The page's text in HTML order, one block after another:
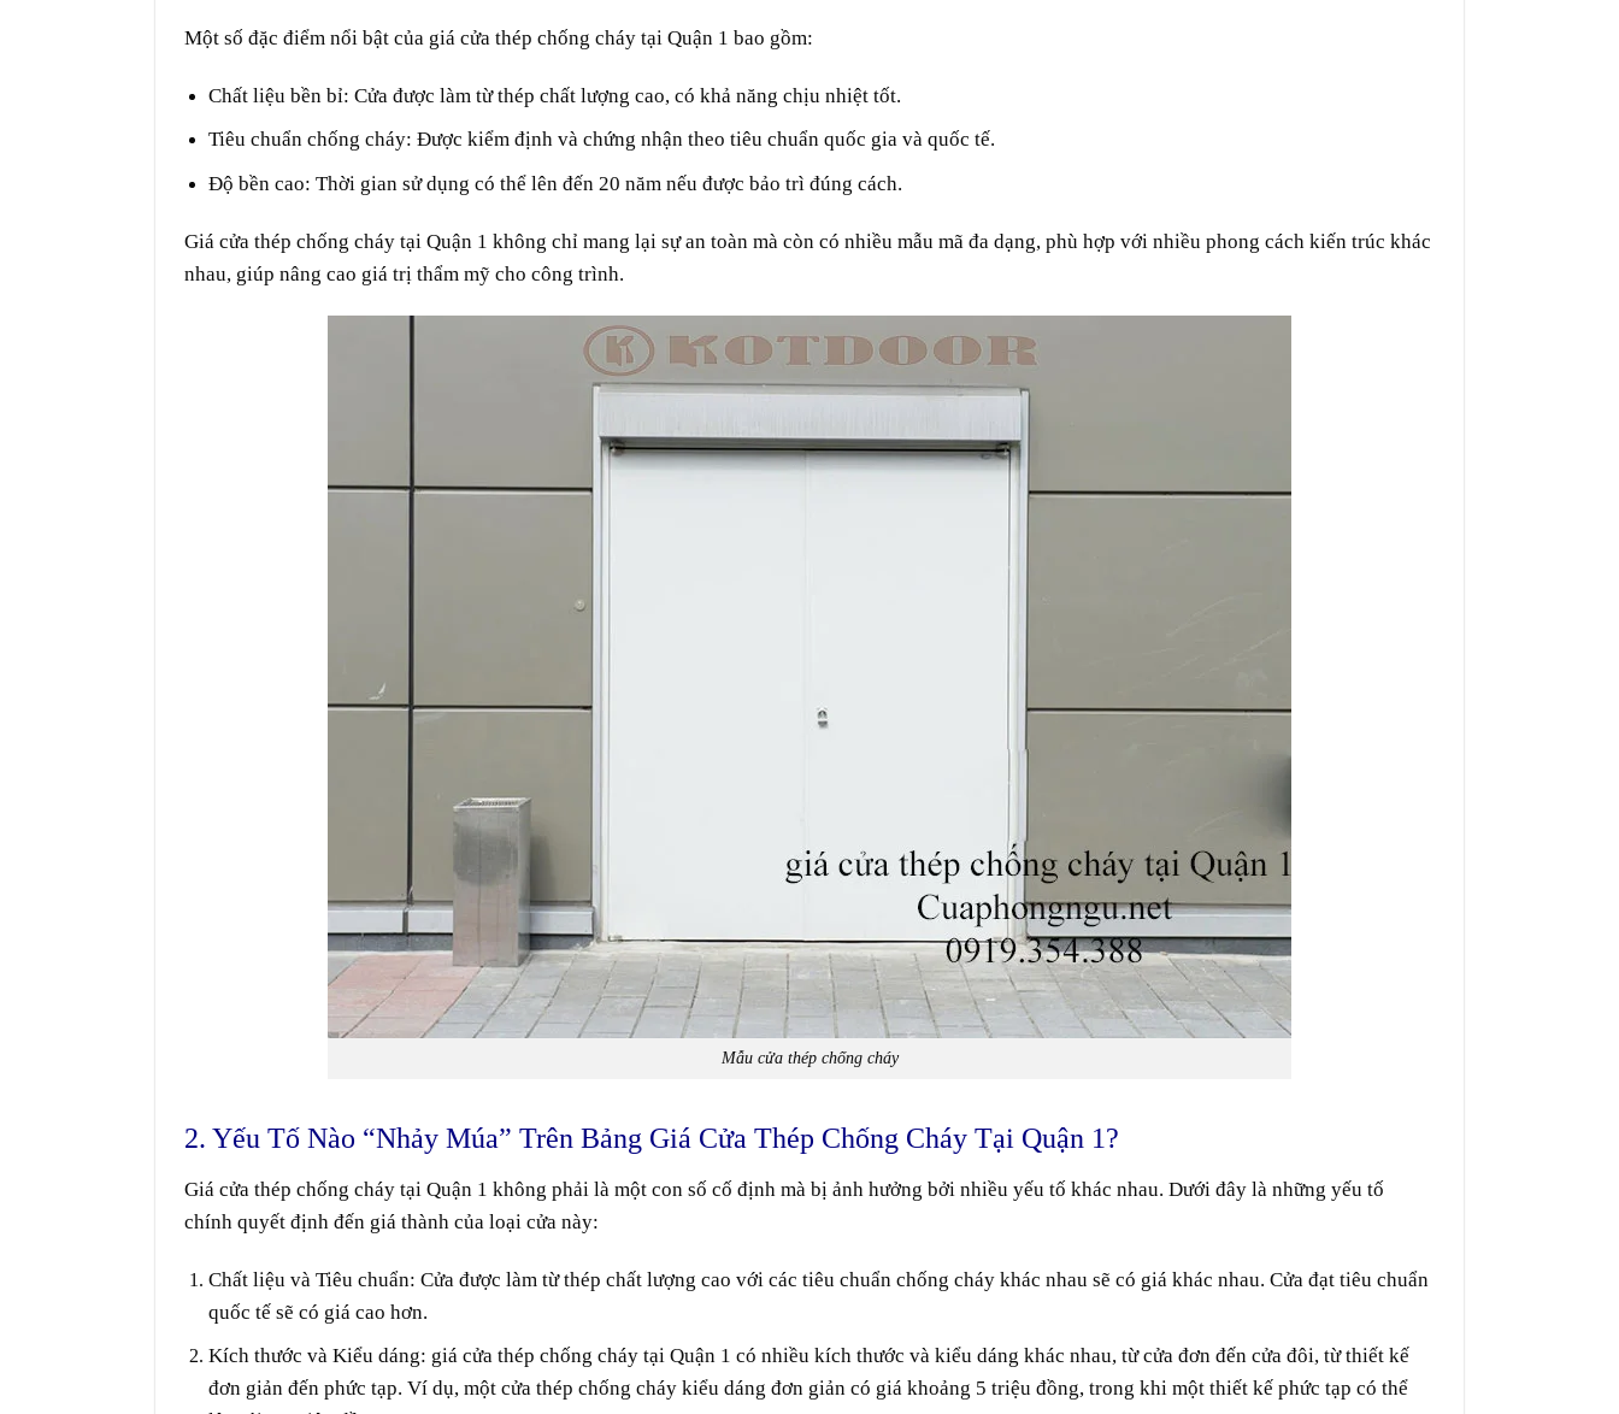
Một số đặc điểm nổi bật của giá cửa thép chống cháy tại Quận 1 bao gồm:
Chất liệu bền bỉ: Cửa được làm từ thép chất lượng cao, có khả năng chịu nhiệt tốt.
Tiêu chuẩn chống cháy: Được kiểm định và chứng nhận theo tiêu chuẩn quốc gia và quốc tế.
Độ bền cao: Thời gian sử dụng có thể lên đến 20 năm nếu được bảo trì đúng cách.
Giá cửa thép chống cháy tại Quận 1 không chỉ mang lại sự an toàn mà còn có nhiều mẫu mã đa dạng, phù hợp với nhiều phong cách kiến trúc khác
nhau, giúp nâng cao giá trị thẩm mỹ cho công trình.
Mẫu cửa thép chống cháy
2. Yếu Tố Nào “Nhảy Múa” Trên Bảng Giá Cửa Thép Chống Cháy Tại Quận 1?
Giá cửa thép chống cháy tại Quận 1 không phải là một con số cố định mà bị ảnh hưởng bởi nhiều yếu tố khác nhau. Dưới đây là những yếu tố
chính quyết định đến giá thành của loại cửa này:
Chất liệu và Tiêu chuẩn: Cửa được làm từ thép chất lượng cao với các tiêu chuẩn chống cháy khác nhau sẽ có giá khác nhau. Cửa đạt tiêu chuẩn
quốc tế sẽ có giá cao hơn.
Kích thước và Kiểu dáng: giá cửa thép chống cháy tại Quận 1 có nhiều kích thước và kiểu dáng khác nhau, từ cửa đơn đến cửa đôi, từ thiết kế
đơn giản đến phức tạp. Ví dụ, một cửa thép chống cháy kiểu dáng đơn giản có giá khoảng 5 triệu đồng, trong khi một thiết kế phức tạp có thể